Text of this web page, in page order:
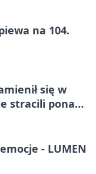
na 104.
się w
stracili ponad
- LUMEN